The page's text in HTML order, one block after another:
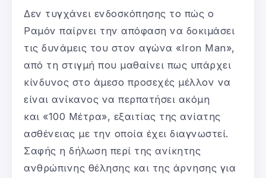
Δεν τυγχάνει ενδοσκόπησης το πώς ο
Ραμόν παίρνει την απόφαση να δοκιμάσει
τις δυνάμεις του στον αγώνα «Iron Man»,
από τη στιγμή που μαθαίνει πως υπάρχει
κίνδυνος στο άμεσο προσεχές μέλλον να
είναι ανίκανος να περπατήσει ακόμη
και «100 Μέτρα», εξαιτίας της ανίατης
ασθένειας με την οποία έχει διαγνωστεί.
Σαφής η δήλωση περί της ανίκητης
ανθρώπινης θέλησης και της άρνησης για